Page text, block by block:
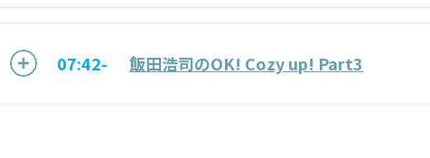
07:42- 飯田浩司のOK! Cozy up! Part3